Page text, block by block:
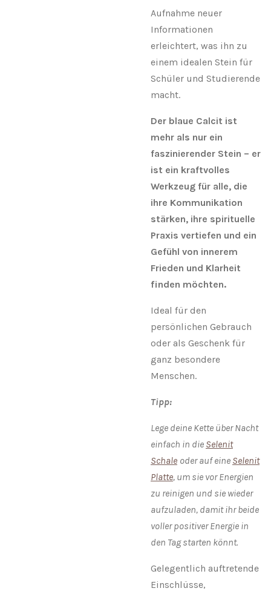
Aufnahme neuer
Informationen
erleichtert, was ihn zu
einem idealen Stein für
Schüler und Studierende
macht.
Der blaue Calcit ist
mehr als nur ein
faszinierender Stein – er
ist ein kraftvolles
Werkzeug für alle, die
ihre Kommunikation
stärken, ihre spirituelle
Praxis vertiefen und ein
Gefühl von innerem
Frieden und Klarheit
finden möchten.
Ideal für den
persönlichen Gebrauch
oder als Geschenk für
ganz besondere
Menschen.
Tipp:
Lege deine Kette über Nacht
einfach in die Selenit
Schale oder auf eine Selenit
Platte, um sie vor Energien
zu reinigen und sie wieder
aufzuladen, damit ihr beide
voller positiver Energie in
den Tag starten könnt.
Gelegentlich auftretende
Einschlüsse,